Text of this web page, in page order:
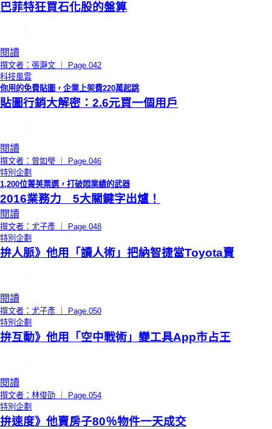
巴菲特狂買石化股的盤算
閱讀
撰文者：張瀞文 ｜ Page.042
科技風雲
你用的免費貼圖，企業上架費220萬起跳
貼圖行銷大解密：2.6元買一個用戶
閱讀
撰文者：曾如瑩 ｜ Page.046
特別企劃
1,200位菁英票選，打破悶業績的武器
2016業務力 5大關鍵字出爐！
閱讀
撰文者：尤子彥 ｜ Page.048
特別企劃
拚人脈》他用「讀人術」把納智捷當Toyota賣
閱讀
撰文者：尤子彥 ｜ Page.050
特別企劃
拚互動》他用「空中戰術」變工具App市占王
閱讀
撰文者：林俊劭 ｜ Page.054
特別企劃
拚速度》他賣房子80％物件一天成交